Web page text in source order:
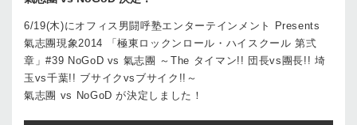
6/19(木)にオフィス男闘呼塾エンターテインメント Presents
氣志團現象2014 「極東ロックンロール・ハイスクール 第弍
章」#39 NoGoD vs 氣志團 ～The タイマン!! 団長vs團長!! 埼
玉vs千葉!! ブサイクvsブサイク!!～
氣志團 vs NoGoD が決定しました！